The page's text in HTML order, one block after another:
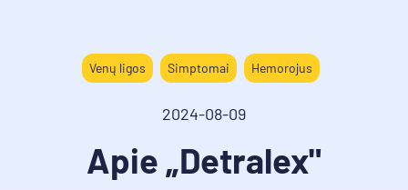
Venų ligos Simptomai Hemorojus
2024-08-09
Apie „Detralex"